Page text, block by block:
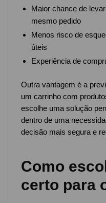
Maior chance de
mesmo pedido
Menos risco de
úteis
Experiência de
Outra vantagem é a
um carrinho com
escolhe uma solução
dentro de uma
decisão mais segura e
Como
certo para